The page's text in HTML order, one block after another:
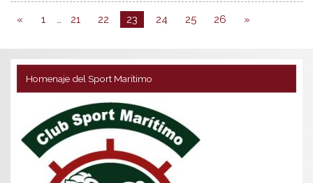
« 1 … 21 22 23 24 25 26 »
Homenaje del Sport Marítimo